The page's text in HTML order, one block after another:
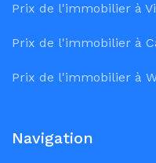
Prix de l'immobilier à
Prix de l'immobilier à
Prix de l'immobilier à
Navigation